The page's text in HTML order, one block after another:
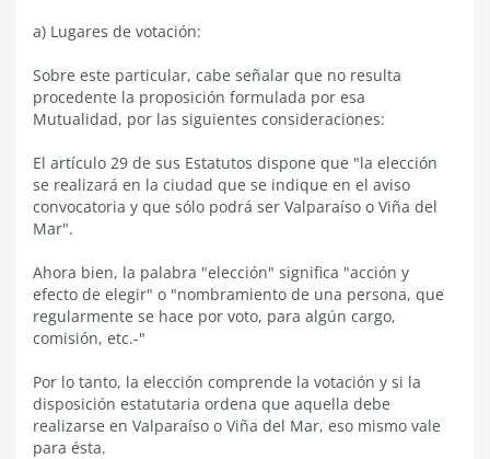
a) Lugares de votación:
Sobre este particular, cabe señalar que no resulta
procedente la proposición formulada por esa
Mutualidad, por las siguientes consideraciones:
El artículo 29 de sus Estatutos dispone que "la elección
se realizará en la ciudad que se indique en el aviso
convocatoria y que sólo podrá ser Valparaíso o Viña del
Mar".
Ahora bien, la palabra "elección" significa "acción y
efecto de elegir" o "nombramiento de una persona, que
regularmente se hace por voto, para algún cargo,
comisión, etc.-"
Por lo tanto, la elección comprende la votación y si la
disposición estatutaria ordena que aquella debe
realizarse en Valparaíso o Viña del Mar, eso mismo vale
para ésta.